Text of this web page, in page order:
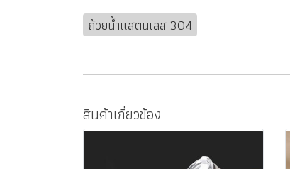
ถ้วยน้ำแสตนเลส 304
สินค้าเกี่ยวข้อง